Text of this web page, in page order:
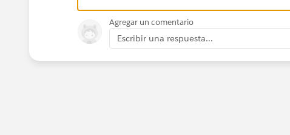
Agregar un comentario
Escribir una respuesta...